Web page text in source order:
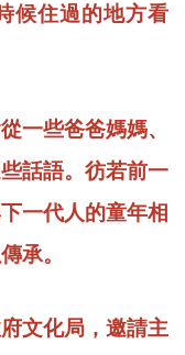
候住過的地方看
一些爸爸媽媽、
話語。彷若前一
一代人的童年相
承。
文化局，邀請主